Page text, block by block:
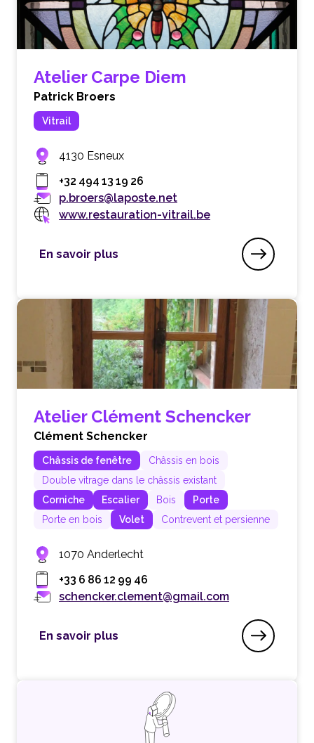
Atelier Carpe Diem
Patrick Broers
Vitrail
4130 Esneux
+32 494 13 19 26
p.broers@laposte.net
www.restauration-vitrail.be
En savoir plus
Atelier Carpe Diem
Atelier Clément Schencker
Clément Schencker
Châssis de fenêtre
Châssis en bois
Double vitrage dans le châssis existant
Corniche
Escalier Bois
Porte
Porte en bois
Volet Contrevent et persienne
1070 Anderlecht
+33 6 86 12 99 46
schencker.clement@gmail.com
En savoir plus
Atelier Clément Schencker